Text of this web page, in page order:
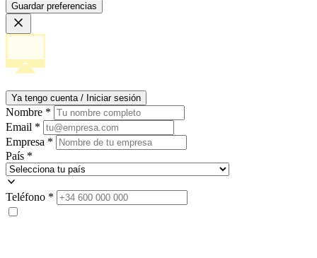
Guardar preferencias
Ya tengo cuenta / Iniciar sesión
Nombre *
Email *
Empresa *
País *
Teléfono *